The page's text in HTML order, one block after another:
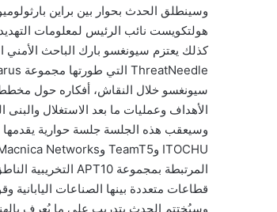
وسينطلق الحدث بحوار بين براين
هولتكويست نائب الرئيس لمعلومات
كذلك يعتزم سيونغسو بارك الباحث الأمني
الأهداف وعمليات ما بعد الاستغلال والبنى
وسيعقب هذه الجلسة جلسة حوارية يقدمها
قطاعات متعددة بينها الصناعات
وسيُختتم الحدث بتدريب على ما يُعرف